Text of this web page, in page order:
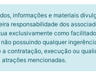
informações e materiais
responsabilidade dos
exclusivamente como
possuindo qualquer
a contratação, execução ou
mencionadas.